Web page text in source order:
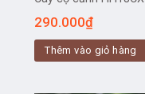
290.000₫
Thêm vào giỏ hàng